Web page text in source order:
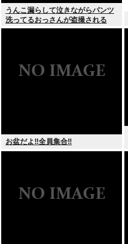
うんこ漏らして泣きながらパンツ
洗ってるおっさんが盗撮される
お盆だよ‼全員集合‼